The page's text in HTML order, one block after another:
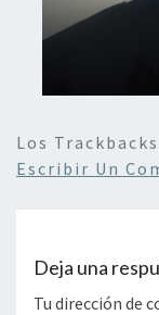
Los
Escribir Un
Deja una
Tu dirección de